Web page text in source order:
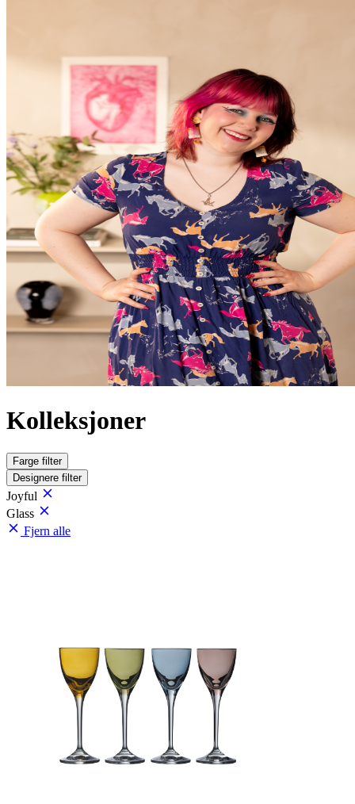
Kolleksjoner
Farge filter
Designere filter
Joyful
Glass
Fjern alle